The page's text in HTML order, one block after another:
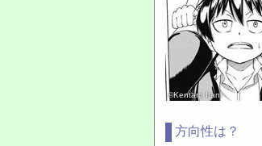
©Kentaro Itani
方向性は？